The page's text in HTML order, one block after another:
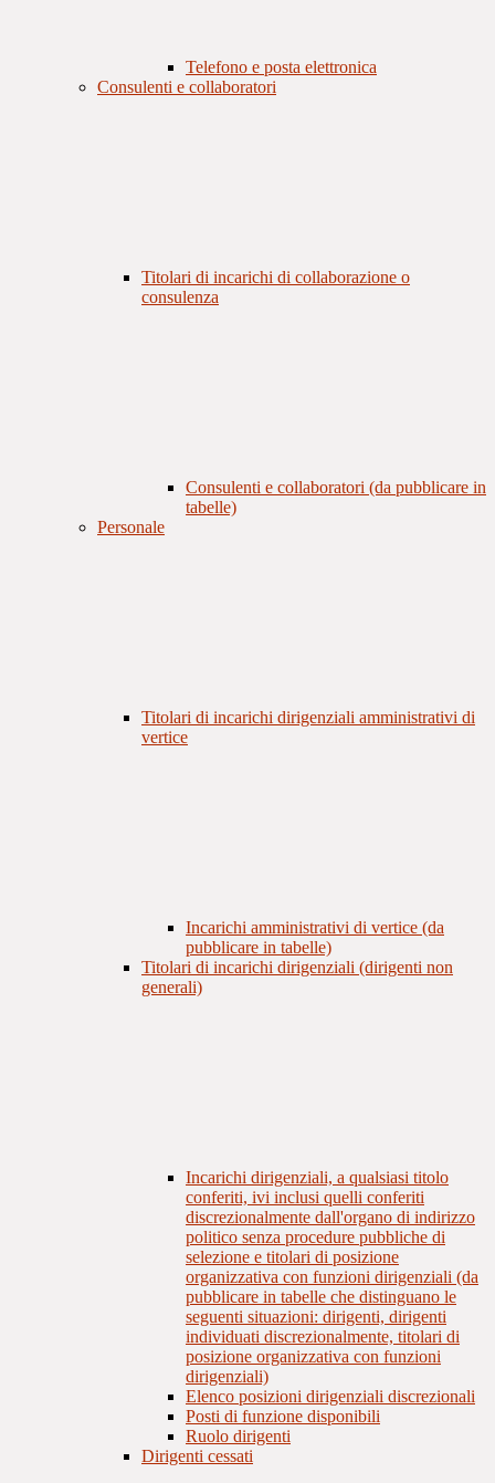
Telefono e posta elettronica
Consulenti e collaboratori
Titolari di incarichi di collaborazione o
consulenza
Consulenti e collaboratori (da pubblicare in
tabelle)
Personale
Titolari di incarichi dirigenziali amministrativi di
vertice
Incarichi amministrativi di vertice (da
pubblicare in tabelle)
Titolari di incarichi dirigenziali (dirigenti non
generali)
Incarichi dirigenziali, a qualsiasi titolo
conferiti, ivi inclusi quelli conferiti
discrezionalmente dall'organo di indirizzo
politico senza procedure pubbliche di
selezione e titolari di posizione
organizzativa con funzioni dirigenziali (da
pubblicare in tabelle che distinguano le
seguenti situazioni: dirigenti, dirigenti
individuati discrezionalmente, titolari di
posizione organizzativa con funzioni
dirigenziali)
Elenco posizioni dirigenziali discrezionali
Posti di funzione disponibili
Ruolo dirigenti
Dirigenti cessati